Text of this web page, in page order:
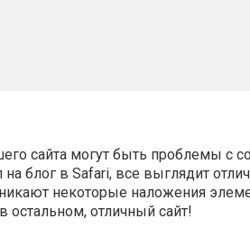
сайта могут быть проблемы с
на блог в Safari, все выглядит
некоторые наложения
отличный сайт!